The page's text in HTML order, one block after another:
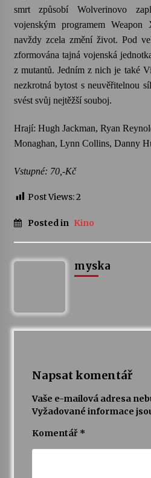
smrt způsobíWolverinovo
vojenským programemWeapon
navždy zcela změní život. Pod
zformována tajná vojenská
z mutantů. Jedním z nich je také
nezkrotná bytost s neuvěřitelnou
svést svůj nejtěžší souboj.
Hrají: Hugh Jackman, Ryan
Monaghan, Lynn Collins, Danny
Vstupné: 70,-Kč
Post Views:2
Posted in Kino
myska
Napsat komentář
Vaše e-mailová adresa
Vyžadované informace
Komentář *